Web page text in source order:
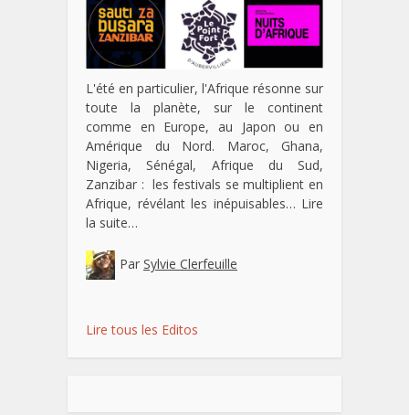
L'été en particulier, l'Afrique résonne sur
toute la planète, sur le continent
comme en Europe, au Japon ou en
Amérique du Nord. Maroc, Ghana,
Nigeria, Sénégal, Afrique du Sud,
Zanzibar : les festivals se multiplient en
Afrique, révélant les inépuisables… Lire
la suite…
Par Sylvie Clerfeuille
Lire tous les Editos